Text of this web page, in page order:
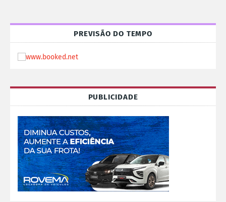
PREVISÃO DO TEMPO
PUBLICIDADE